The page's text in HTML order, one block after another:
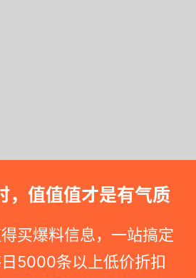
，值值值才是有气质
买爆料信息，一站搞定
5000条以上低价折扣
发现价格已恢复原价，就意味着优
折，补贴15%起减225.36元优